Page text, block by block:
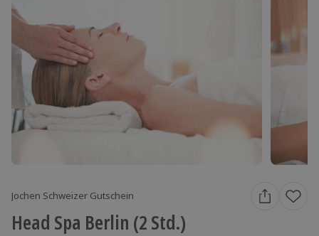
Jochen Schweizer Gutschein
Head Spa Berlin (2 Std.)